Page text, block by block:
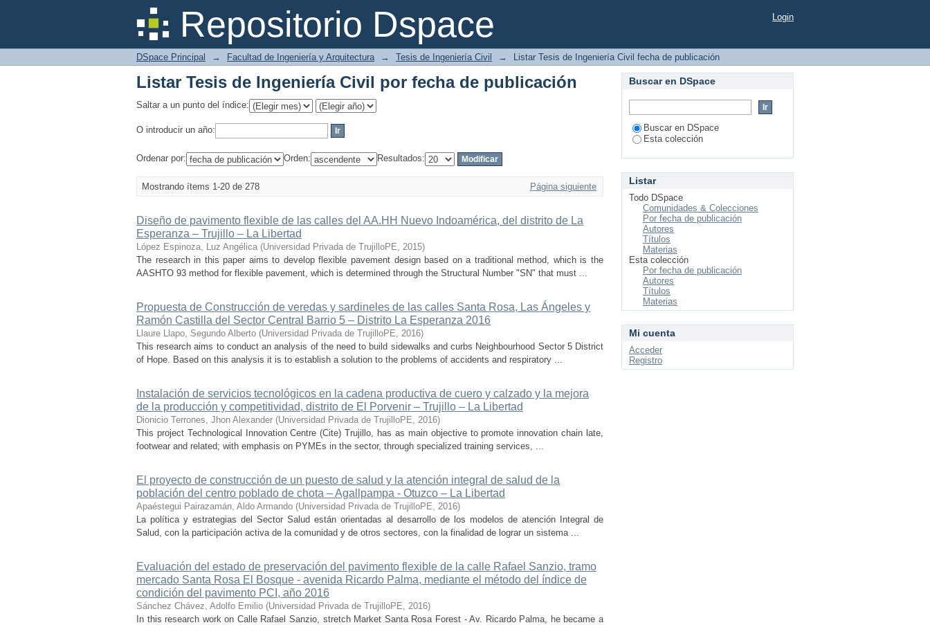
Repositorio Dspace
Listar Tesis de Ingeniería Civil por fecha de publicación Login
DSpace Principal → Facultad de Ingeniería y Arquitectura → Tesis de Ingeniería Civil → Listar Tesis de Ingeniería Civil fecha de publicación
Listar Tesis de Ingeniería Civil por fecha de publicación
Saltar a un punto del índice:
O introducir un año:
Ordenar por: Orden: Resultados:
Mostrando ítems 1-20 de 278 Página siguiente
Diseño de pavimento flexible de las calles del AA.HH Nuevo Indoamérica, del distrito de La
Esperanza – Trujillo – La Libertad
López Espinoza, Luz Angélica (Universidad Privada de TrujilloPE, 2015)
The research in this paper aims to develop flexible pavement design based on a traditional method, which is the
AASHTO 93 method for flexible pavement, which is determined through the Structural Number "SN" that must ...
Propuesta de Construcción de veredas y sardineles de las calles Santa Rosa, Las Ángeles y
Ramón Castilla del Sector Central Barrio 5 – Distrito La Esperanza 2016
Llaure Llapo, Segundo Alberto (Universidad Privada de TrujilloPE, 2016)
This research aims to conduct an analysis of the need to build sidewalks and curbs Neighbourhood Sector 5 District
of Hope. Based on this analysis it is to establish a solution to the problems of accidents and respiratory ...
Instalación de servicios tecnológicos en la cadena productiva de cuero y calzado y la mejora
de la producción y competitividad, distrito de El Porvenir – Trujillo – La Libertad
Dionicio Terrones, Jhon Alexander (Universidad Privada de TrujilloPE, 2016)
This project Technological Innovation Centre (Cite) Trujillo, has as main objective to promote innovation chain late,
footwear and related; with emphasis on PYMEs in the sector, through specialized training services, ...
El proyecto de construcción de un puesto de salud y la atención integral de salud de la
población del centro poblado de chota – Agallpampa - Otuzco – La Libertad
Apaéstegui Pairazamán, Aldo Armando (Universidad Privada de TrujilloPE, 2016)
La política y estrategias del Sector Salud están orientadas al desarrollo de los modelos de atención Integral de
Salud, con la participación activa de la comunidad y de otros sectores, con la finalidad de lograr un sistema ...
Evaluación del estado de preservación del pavimento flexible de la calle Rafael Sanzio, tramo
mercado Santa Rosa El Bosque - avenida Ricardo Palma, mediante el método del índice de
condición del pavimento PCI, año 2016
Sánchez Chávez, Adolfo Emilio (Universidad Privada de TrujilloPE, 2016)
In this research work on Calle Rafael Sanzio, stretch Market Santa Rosa Forest - Av. Ricardo Palma, he became a
Buscar en DSpace
Buscar en DSpace
Esta colección
Listar
Todo DSpace
Comunidades & Colecciones
Por fecha de publicación
Autores
Títulos
Materias
Esta colección
Por fecha de publicación
Autores
Títulos
Materias
Mi cuenta
Acceder
Registro